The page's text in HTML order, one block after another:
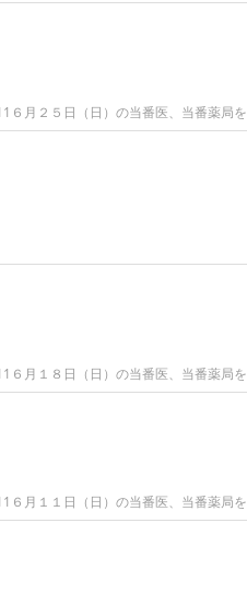
６月２５日（日）の当番医、当番薬局を
６月１８日（日）の当番医、当番薬局を
６月１１日（日）の当番医、当番薬局を